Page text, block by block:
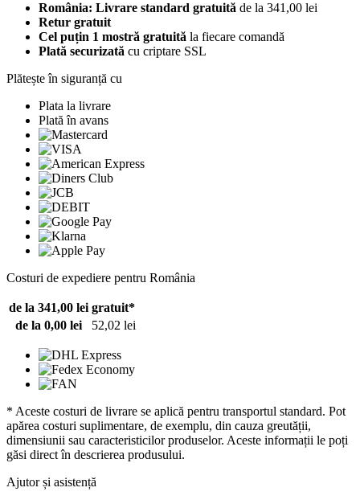
România: Livrare standard gratuită de la 341,00 lei
Retur gratuit
Cel puțin 1 mostră gratuită la fiecare comandă
Plată securizată cu criptare SSL
Plătește în siguranță cu
Plata la livrare
Plată în avans
Costuri de expediere pentru România
de la 341,00 lei gratuit*
de la 0,00 lei
52,02 lei
* Aceste costuri de livrare se aplică pentru transportul standard. Pot
apărea costuri suplimentare, de exemplu, din cauza greutății,
dimensiunii sau caracteristicilor produselor. Aceste informații le poți
găsi direct în descrierea produsului.
Ajutor și asistență